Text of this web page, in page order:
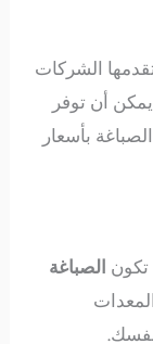
الشركات
أن توفر
بأسعار
تكون الصباغة